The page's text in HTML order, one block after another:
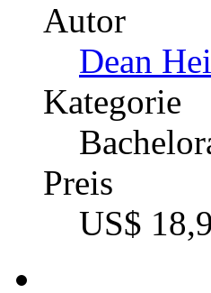
Autor
Dean
Kategorie
Preis
US$